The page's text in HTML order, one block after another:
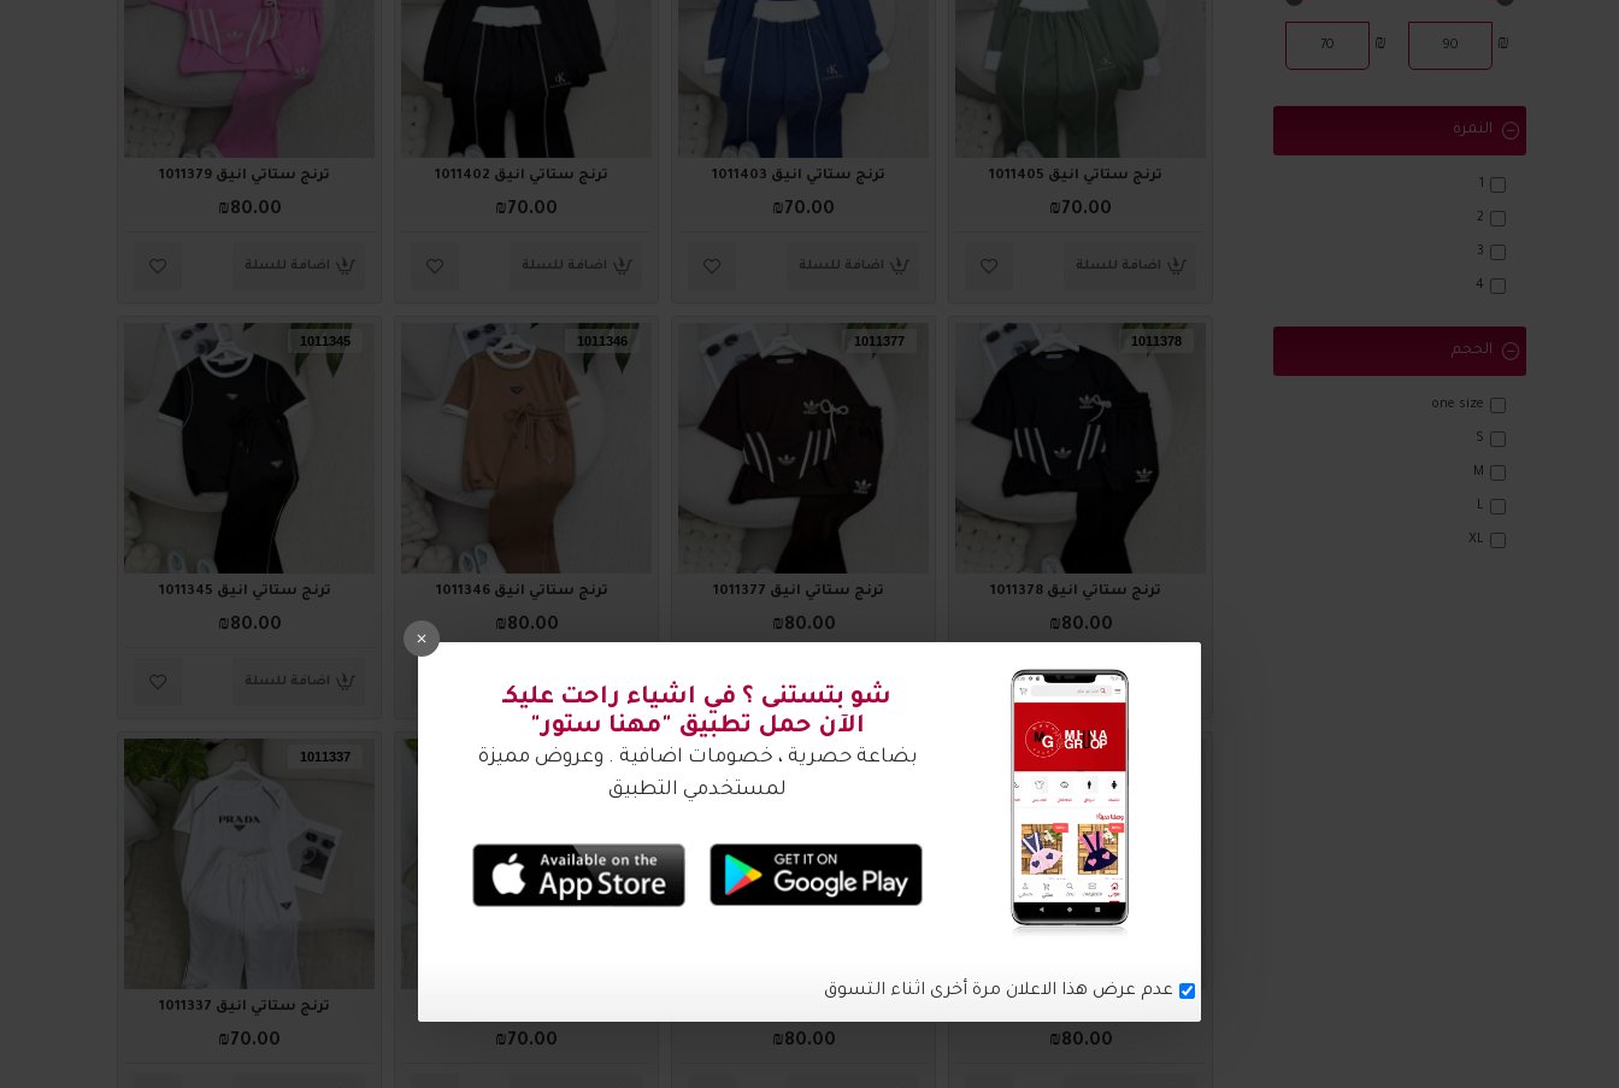
₪
₪
النمرة
1
2
3
4
الحجم
one size
S
M
L
XL
ترنج ستاتي أنيق 1011405
₪70.00
اضافة للسلة
ترنج ستاتي أنيق 1011403
₪70.00
اضافة للسلة
ترنج ستاتي أنيق 1011402
₪70.00
اضافة للسلة
ترنج ستاتي أنيق 1011379
₪80.00
اضافة للسلة
1011378
ترنج ستاتي أنيق 1011378
₪80.00
اضافة للسلة
1011377
ترنج ستاتي أنيق 1011377
₪80.00
اضافة للسلة
1011346
ترنج ستاتي أنيق 1011346
₪80.00
1011345
ترنج ستاتي أنيق 1011345
₪80.00
اضافة للسلة
₪80.00
1011343
₪80.00
1011338
₪70.00
1011337
ترنج ستاتي أنيق 1011337
₪70.00